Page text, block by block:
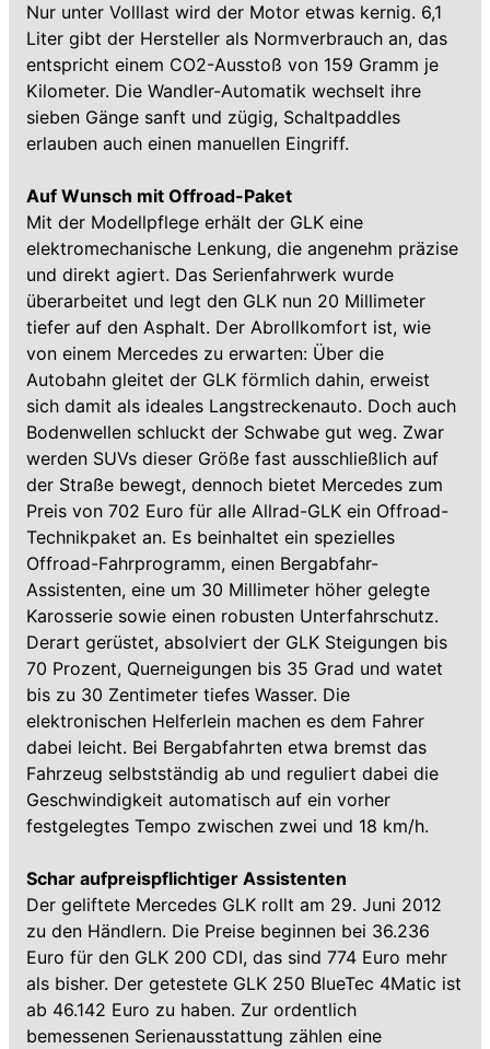
Nur unter Volllast wird der Motor etwas kernig. 6,1
Liter gibt der Hersteller als Normverbrauch an, das
entspricht einem CO2-Ausstoß von 159 Gramm je
Kilometer. Die Wandler-Automatik wechselt ihre
sieben Gänge sanft und zügig, Schaltpaddles
erlauben auch einen manuellen Eingriff.
Auf Wunsch mit Offroad-Paket
Mit der Modellpflege erhält der GLK eine
elektromechanische Lenkung, die angenehm präzise
und direkt agiert. Das Serienfahrwerk wurde
überarbeitet und legt den GLK nun 20 Millimeter
tiefer auf den Asphalt. Der Abrollkomfort ist, wie
von einem Mercedes zu erwarten: Über die
Autobahn gleitet der GLK förmlich dahin, erweist
sich damit als ideales Langstreckenauto. Doch auch
Bodenwellen schluckt der Schwabe gut weg. Zwar
werden SUVs dieser Größe fast ausschließlich auf
der Straße bewegt, dennoch bietet Mercedes zum
Preis von 702 Euro für alle Allrad-GLK ein Offroad-
Technikpaket an. Es beinhaltet ein spezielles
Offroad-Fahrprogramm, einen Bergabfahr-
Assistenten, eine um 30 Millimeter höher gelegte
Karosserie sowie einen robusten Unterfahrschutz.
Derart gerüstet, absolviert der GLK Steigungen bis
70 Prozent, Querneigungen bis 35 Grad und watet
bis zu 30 Zentimeter tiefes Wasser. Die
elektronischen Helferlein machen es dem Fahrer
dabei leicht. Bei Bergabfahrten etwa bremst das
Fahrzeug selbstständig ab und reguliert dabei die
Geschwindigkeit automatisch auf ein vorher
festgelegtes Tempo zwischen zwei und 18 km/h.
Schar aufpreispflichtiger Assistenten
Der geliftete Mercedes GLK rollt am 29. Juni 2012
zu den Händlern. Die Preise beginnen bei 36.236
Euro für den GLK 200 CDI, das sind 774 Euro mehr
als bisher. Der getestete GLK 250 BlueTec 4Matic ist
ab 46.142 Euro zu haben. Zur ordentlich
bemessenen Serienausstattung zählen eine